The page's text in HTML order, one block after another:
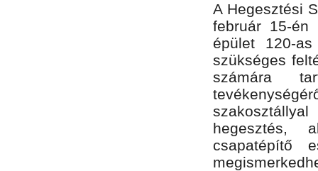
A Hegesztési
február 15-
épület 120-
szükséges
számára
hegesztés,
csapatépítő